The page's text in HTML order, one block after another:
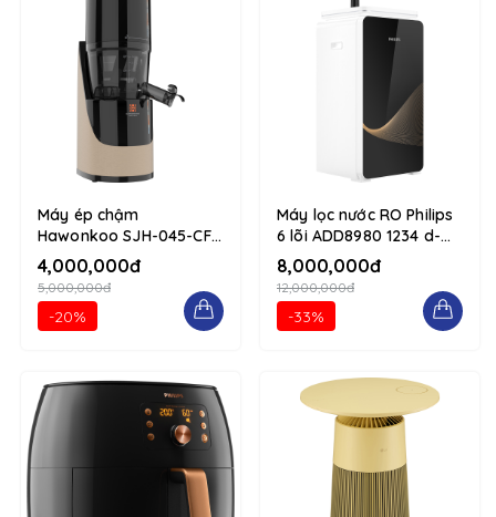
Máy ép chậm
Hawonkoo SJH-045-CF
Nâu 1234 d-flex flex-
column
4,000,000đ
5,000,000đ
-20%
Máy lọc nước RO Philips
6 lõi ADD8980 1234 d-
flex flex-column
8,000,000đ
12,000,000đ
-33%